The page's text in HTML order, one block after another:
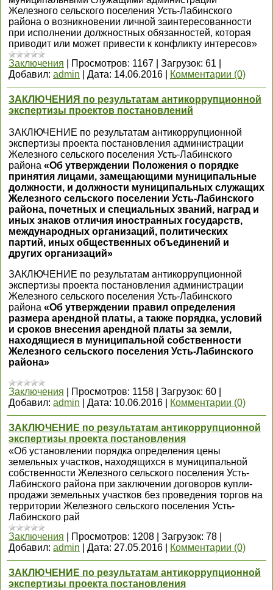
Железного сельского поселения Усть-Лабинского
района о возникновении личной заинтересованности
при исполнении должностных обязанностей, которая
приводит или может привести к конфликту интересов»
Заключения
Просмотров: 1167 Загрузок: 61
Добавил: admin Дата: 14.06.2016 Комментарии (0)
ЗАКЛЮЧЕНИЯ по результатам антикоррупционной
экспертизы проектов постановлений
ЗАКЛЮЧЕНИЕ по результатам антикоррупционной
экспертизы проекта постановления администрации
Железного сельского поселения Усть-Лабинского
района «Об утверждении Положения о порядке
принятия лицами, замещающими муниципальные
должности, и должности муниципальных служащих
Железного сельского поселении Усть-Лабинского
района, почетных и специальных званий, наград и
иных знаков отличия иностранных государств,
международных организаций, политических
партий, иных общественных объединений и
других организаций»
ЗАКЛЮЧЕНИЕ по результатам антикоррупционной
экспертизы проекта постановления администрации
Железного сельского поселения Усть-Лабинского
района «Об утверждении правил определения
размера арендной платы, а также порядка, условий
и сроков внесения арендной платы за земли,
находящиеся в муниципальной собственности
Железного сельского поселения Усть-Лабинского
района»
Заключения Просмотров: 1158 Загрузок: 60
Добавил: admin Дата: 10.06.2016 Комментарии (0)
ЗАКЛЮЧЕНИЕ по результатам антикоррупционной
экспертизы проекта постановления
«Об установлении порядка определения цены
земельных участков, находящихся в муниципальной
собственности Железного сельского поселения Усть-
Лабинского района при заключении договоров купли-
продажи земельных участков без проведения торгов на
территории Железного сельского поселения Усть-
Лабинского рай
Заключения
Просмотров: 1208 Загрузок: 78
Добавил: admin Дата: 27.05.2016 Комментарии (0)
ЗАКЛЮЧЕНИЕ по результатам антикоррупционной
экспертизы проекта постановления